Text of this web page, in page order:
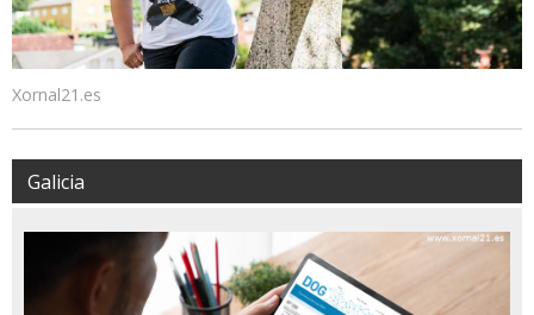
Xornal21.es
Galicia